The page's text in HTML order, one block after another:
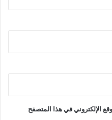
الإلكتروني في هذا المتصفح